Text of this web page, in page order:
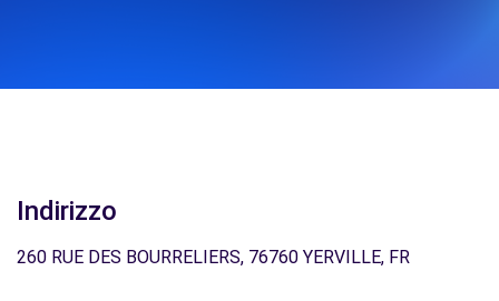
Indirizzo
260 RUE DES BOURRELIERS, 76760 YERVILLE, FR